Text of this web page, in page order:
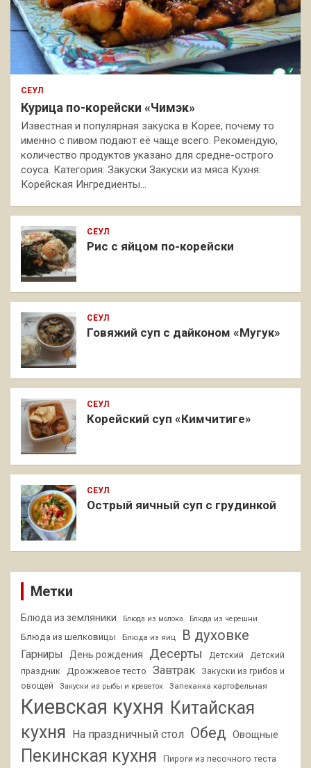
СЕУЛ
Курица по-корейски «Чимэк»
Известная и популярная закуска в Корее, почему то
именно с пивом подают её чаще всего. Рекомендую,
количество продуктов указано для средне-острого
соуса. Категория: Закуски Закуски из мяса Кухня:
Корейская Ингредиенты…
СЕУЛ
Рис с яйцом по-корейски
СЕУЛ
Говяжий суп с дайконом «Мугук»
СЕУЛ
Корейский суп «Кимчитиге»
СЕУЛ
Острый яичный суп с грудинкой
Метки
Блюда из земляники Блюда из молока Блюда из черешни
Блюда из шелковицы Блюда из яиц В духовке
Гарниры День рождения Десерты Детский
Детский
праздник
Дрожжевое тесто Завтрак
Закуски из грибов и
овощей
Закуски из рыбы и креветок Запеканка картофельная
Киевская кухня Китайская
кухня
На праздничный стол Обед Овощные
Пекинская кухня Пироги из песочного теста